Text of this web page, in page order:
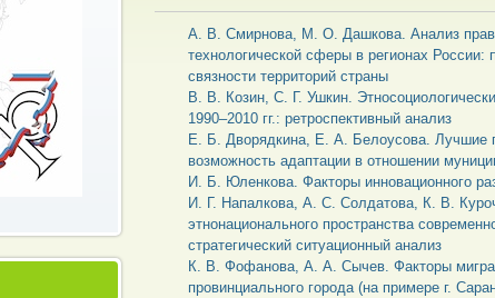
А. В. Смирнова, М. О. Дашкова. Анализ
технологической сферы в регионах
связности территорий страны
В. В. Козин, С. Г. Ушкин.
1990–2010 гг.: ретроспективный анализ
Е. Б. Дворядкина, Е. А. Белоусова. Лучшие
возможность адаптации в отношении
И. Б. Юленкова. Факторы инновационного
И. Г. Напалкова, А. С. Солдатова, К. В.
этнонационального пространства
стратегический ситуационный анализ
К. В. Фофанова, А. А. Сычев. Факторы
провинциального города (на примере г.